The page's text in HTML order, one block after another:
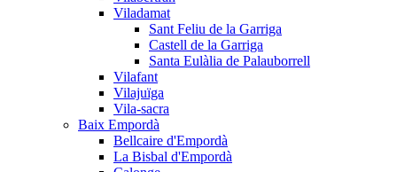
Viladamat
Sant Feliu de la Garriga
Castell de la Garriga
Santa Eulàlia de Palauborrell
Vilafant
Vilajuïga
Vila-sacra
Baix Empordà
Bellcaire d'Empordà
La Bisbal d'Empordà